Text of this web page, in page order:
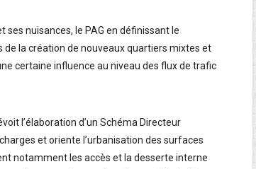
nuisances, le PAG en définissant le
la création de nouveaux quartiers mixtes et
certaine influence au niveau des flux de trafic
l’élaboration d’un Schéma Directeur
et oriente l’urbanisation des surfaces
notamment les accès et la desserte interne